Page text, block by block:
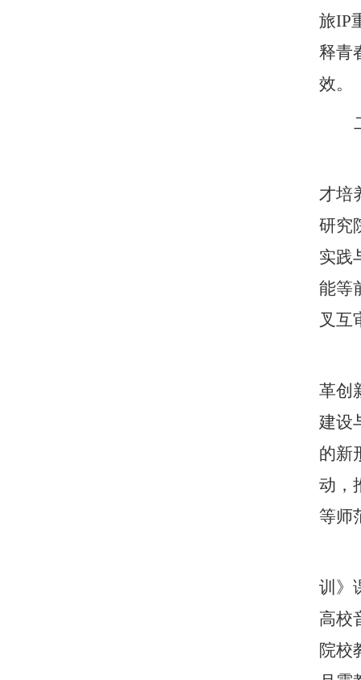
旅IP
释青
效。
才培
研究
实践
能等
叉互
革创
建设
的新
动，
等师
训》
高校
院校